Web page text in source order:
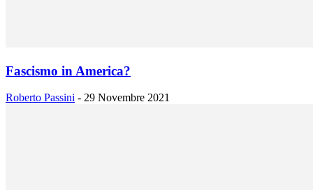
Fascismo in America?
Roberto Passini - 29 Novembre 2021